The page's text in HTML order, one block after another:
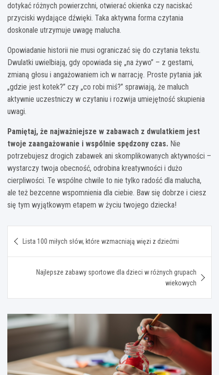
dotykać różnych powierzchni, otwierać okienka czy naciskać
przyciski wydające dźwięki. Taka aktywna forma czytania
doskonale utrzymuje uwagę malucha.
Opowiadanie historii nie musi ograniczać się do czytania tekstu.
Dwulatki uwielbiają, gdy opowiada się „na żywo” – z gestami,
zmianą głosu i angażowaniem ich w narrację. Proste pytania jak
„gdzie jest kotek?” czy „co robi miś?” sprawiają, że maluch
aktywnie uczestniczy w czytaniu i rozwija umiejętność skupienia
uwagi.
Pamiętaj, że najważniejsze w zabawach z dwulatkiem jest
twoje zaangażowanie i wspólnie spędzony czas. Nie
potrzebujesz drogich zabawek ani skomplikowanych aktywności –
wystarczy twoja obecność, odrobina kreatywności i dużo
cierpliwości. Te wspólne chwile to nie tylko radość dla malucha,
ale też bezcenne wspomnienia dla ciebie. Baw się dobrze i ciesz
się tym wyjątkowym etapem w życiu twojego dziecka!
wpisu
Lista 100 miłych słów, które wzmacniają więzi z dziećmi
Najlepsze zabawy sportowe dla dzieci w różnych grupach
wiekowych